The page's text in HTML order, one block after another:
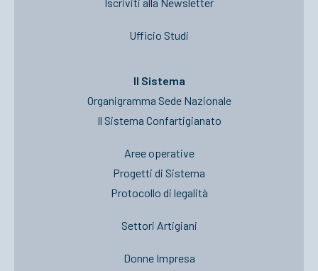
Ufficio Studi
Il Sistema
Organigramma Sede Nazionale
Il Sistema Confartigianato
Aree operative
Progetti di Sistema
Protocollo di legalità
Settori Artigiani
Donne Impresa